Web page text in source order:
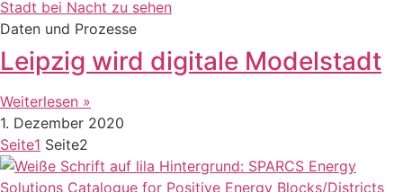
Daten und Prozesse
Leipzig wird digitale Modelstadt
Weiterlesen »
1. Dezember 2020
Seite1 Seite2